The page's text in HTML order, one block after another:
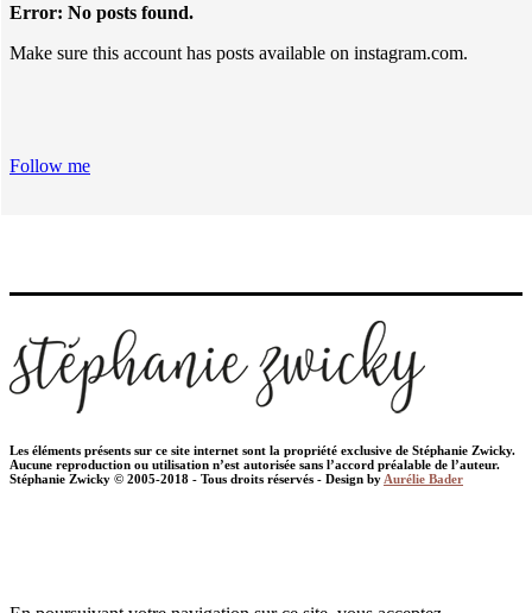
Error: No posts found.
Make sure this account has posts available on instagram.com.
Follow me
Les éléments présents sur ce site internet sont la propriété exclusive de Stéphanie Zwicky.
Aucune reproduction ou utilisation n’est autorisée sans l’accord préalable de l’auteur.
Stéphanie Zwicky © 2005-2018 - Tous droits réservés - Design by Aurélie Bader